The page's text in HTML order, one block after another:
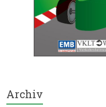
Archiv